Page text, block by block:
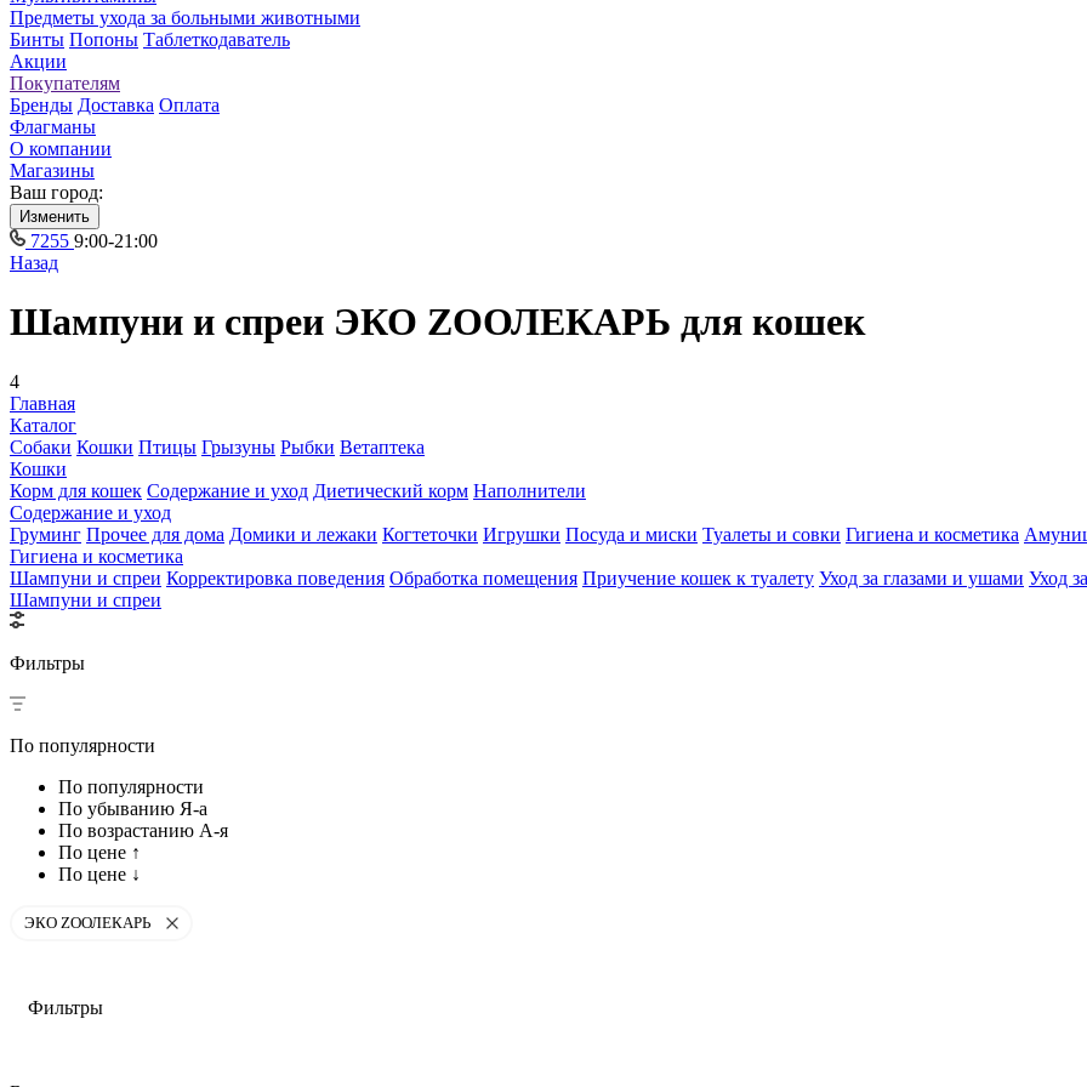
Предметы ухода за больными животными
Бинты Попоны Таблеткодаватель
Акции
Покупателям
Бренды Доставка Оплата
Флагманы
О компании
Магазины
Ваш город:
Изменить
7255 9:00-21:00
Назад
Шампуни и спреи ЭКО ZООЛЕКАРЬ для кошек
4
Главная
Каталог
Собаки Кошки Птицы Грызуны Рыбки Ветаптека
Кошки
Корм для кошек Содержание и уход Диетический корм Наполнители
Содержание и уход
Груминг Прочее для дома Домики и лежаки Когтеточки Игрушки Посуда и миски Туалеты и совки Гигиена и косметика
Гигиена и косметика
Шампуни и спреи Корректировка поведения Обработка помещения Приучение кошек к туалету Уход за глазами и ушами Уход
Шампуни и спреи
Фильтры
По популярности
По популярности
По убыванию Я-а
По возрастанию А-я
По цене ↑
По цене ↓
ЭКО ZООЛЕКАРЬ
Фильтры